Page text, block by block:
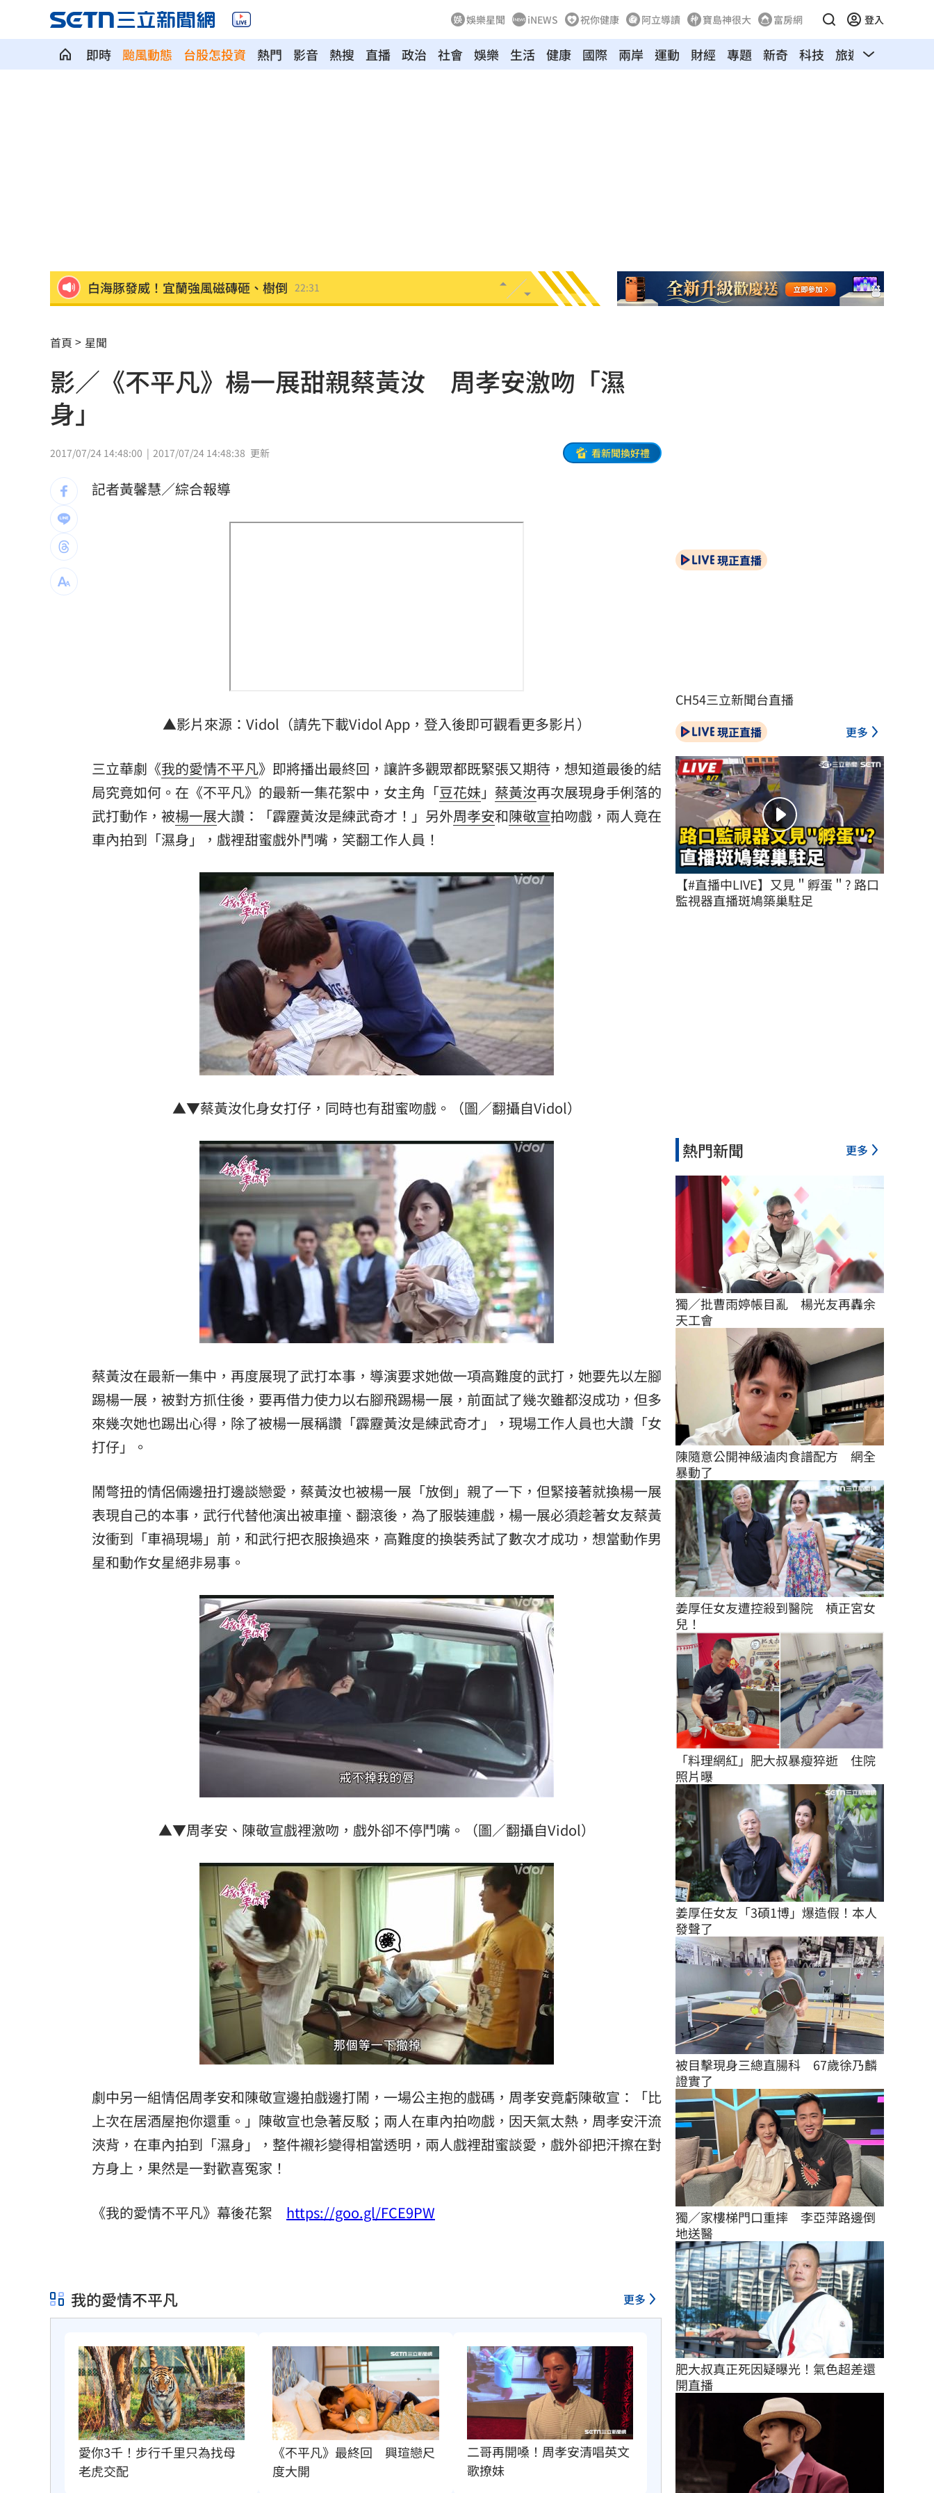
娛樂星聞 iNEWS 祝你健康 阿立導讀 寶島神很大 富房網 登入
即時 颱風動態 台股怎投資 熱門 影音 熱搜 直播 政治 社會 娛樂 生活 健康 國際 兩岸 運動 財經 專題 新奇 科技 旅遊 汽車
白海豚發威！宜蘭強風磁磚砸、樹倒 22:31
有片／貴州通天河「爆乳正妹伴漂」價碼曝
慈濟買BNT遭詐 網朝聖郭董大小姐貼文 22:16
配合漢光！管碧玲視導平戰轉換與出港課目
向姜厚任道歉 田路路：我要找的是楊光友
白海豚暴風圈縮小！氣象署揭「降雨熱區」 21:42
台灣彩券開獎直播中 20:31
LIVE三立+24小時直播 15:27
三立iNEWS新聞台線上直播 18:00
台彩父親節推新刮刮樂千萬頭獎超「爸」氣 12:00
「拍片人的多重宇宙」職涯論壇9/12登場！ 10:30
8國球員齊聚高雄 Formosa 7s掀足球熱潮 10:00
理想混蛋號召粉絲跨海追星吃美食！ 18:15
首頁 星聞
影／《不平凡》楊一展甜親蔡黃汝 周孝安激吻「濕
身」
2017/07/24 14:48:00 2017/07/24 14:48:38 更新 看新聞換好禮
記者黃馨慧／綜合報導
▲影片來源：Vidol（請先下載Vidol App，登入後即可觀看更多影片）
三立華劇《我的愛情不平凡》即將播出最終回，讓許多觀眾都既緊張又期待，想知道最後的結
局究竟如何。在《不平凡》的最新一集花絮中，女主角「豆花妹 」 蔡黃汝再次展現身手俐落的
武打動作，被楊一展大讚：「霹靂黃汝是練武奇才！」另外周孝安和陳敬宣拍吻戲，兩人竟在
車內拍到「濕身」，戲裡甜蜜戲外鬥嘴，笑翻工作人員！
▲▼蔡黃汝化身女打仔，同時也有甜蜜吻戲。（圖／翻攝自Vidol）
蔡黃汝在最新一集中，再度展現了武打本事，導演要求她做一項高難度的武打，她要先以左腳
踢楊一展，被對方抓住後，要再借力使力以右腳飛踢楊一展，前面試了幾次雖都沒成功，但多
來幾次她也踢出心得，除了被楊一展稱讚「霹靂黃汝是練武奇才」，現場工作人員也大讚「女
打仔」。
鬧彆扭的情侶倆邊扭打邊談戀愛，蔡黃汝也被楊一展「放倒」親了一下，但緊接著就換楊一展
表現自己的本事，武行代替他演出被車撞、翻滾後，為了服裝連戲，楊一展必須趁著女友蔡黃
汝衝到「車禍現場」前，和武行把衣服換過來，高難度的換裝秀試了數次才成功，想當動作男
星和動作女星絕非易事。
▲▼周孝安、陳敬宣戲裡激吻，戲外卻不停鬥嘴。（圖／翻攝自Vidol）
劇中另一組情侶周孝安和陳敬宣邊拍戲邊打鬧，一場公主抱的戲碼，周孝安竟虧陳敬宣：「比
上次在居酒屋抱你還重。」陳敬宣也急著反駁；兩人在車內拍吻戲，因天氣太熱，周孝安汗流
浹背，在車內拍到「濕身」，整件襯衫變得相當透明，兩人戲裡甜蜜談愛，戲外卻把汗擦在對
方身上，果然是一對歡喜冤家！
《我的愛情不平凡》幕後花絮 https://goo.gl/FCE9PW
我的愛情不平凡 更多
愛你3千！步行千里只為找母
老虎交配
《不平凡》最終回　興瑄戀尺
度大開
二哥再開嗓！周孝安清唱英文
歌撩妹
現正直播
CH54三立新聞台直播
現正直播 更多
【#直播中LIVE】又見＂孵蛋＂? 路口
監視器直播斑鳩築巢駐足
熱門新聞 更多
獨／批曹雨婷帳目亂　楊光友再轟余
天工會
陳隨意公開神級滷肉食譜配方　網全
暴動了
姜厚任女友遭控殺到醫院　槓正宮女
兒！
「料理網紅」肥大叔暴瘦猝逝　住院
照片曝
姜厚任女友「3碩1博」爆造假！本人
發聲了
被目擊現身三總直腸科　67歲徐乃麟
證實了
獨／家樓梯門口重摔　李亞萍路邊倒
地送醫
肥大叔真正死因疑曝光！氣色超差還
開直播